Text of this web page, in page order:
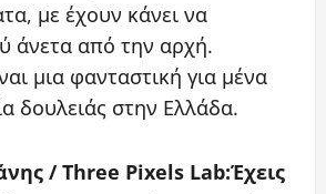
με έχουν κάνει να
άνετα από την αρχή.
μια φανταστική για μένα
δουλειάς στην Ελλάδα.
/ Three Pixels Lab:Έχεις